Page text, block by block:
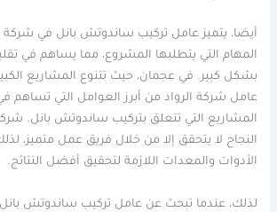
أيضا، يتميز عامل تركيب ساندوتش بانل في شركة
المهام التي يتطلبها المشروع، مما يساهم في
بشكل كبير. في عجمان، حيث تتنوع المشاريع
عامل شركة الرواد من أبرز العوامل التي تساهم
المشاريع التي تتعلق بتركيب ساندوتش بانل.
النجاح لا يتحقق إلا من خلال فريق عمل متميز،
الأدوات والمعدات اللازمة لتحقيق أفضل النتائج.
لذلك، عندما تبحث عن عامل تركيب ساندوتش